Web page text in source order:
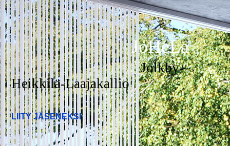
JoHeLa
Jolkby-
Heikkilä-Laajakallio
LIITY JÄSENEKSI